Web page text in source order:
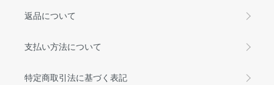
返品について
支払い方法について
特定商取引法に基づく表記